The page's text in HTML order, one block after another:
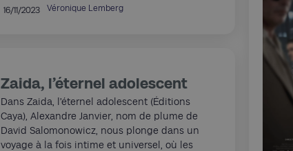
16/11/2023 Véronique Lemberg
Zaida, l’éternel adolescent
Dans Zaida, l’éternel adolescent (Éditions
Caya), Alexandre Janvier, nom de plume de
David Salomonowicz, nous plonge dans un
voyage à la fois intime et universel, où les